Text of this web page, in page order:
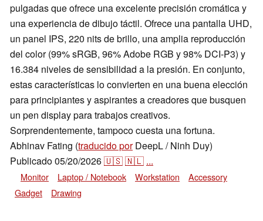
pulgadas que ofrece una excelente precisión cromática y
una experiencia de dibujo táctil. Ofrece una pantalla UHD,
un panel IPS, 220 nits de brillo, una amplia reproducción
del color (99% sRGB, 96% Adobe RGB y 98% DCI-P3) y
16.384 niveles de sensibilidad a la presión. En conjunto,
estas características lo convierten en una buena elección
para principiantes y aspirantes a creadores que busquen
un pen display para trabajos creativos.
Sorprendentemente, tampoco cuesta una fortuna.
Abhinav Fating (traducido porDeepL / Ninh Duy)
Publicado05/20/2026🇺🇸🇳🇱 ...
Monitor Laptop / Notebook Workstation
Accessory
Gadget
Drawing